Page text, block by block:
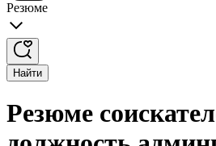
Резюме
Найти
Резюме